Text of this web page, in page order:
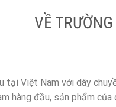
VỀ
tại Việt Nam với dây
hàng đầu, sản phẩm